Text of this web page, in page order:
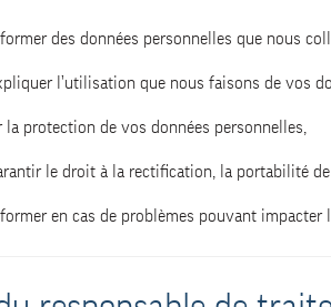
des données personnelles que nous
l’utilisation que nous faisons de vos
la protection de vos données personnelles,
le droit à la rectification, la portabilité
en cas de problèmes pouvant impacter